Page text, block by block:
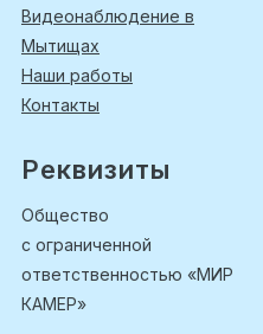
Видеонаблюдение в
Мытищах
Наши работы
Контакты
Реквизиты
Общество
с ограниченной
ответственностью «МИР
КАМЕР»